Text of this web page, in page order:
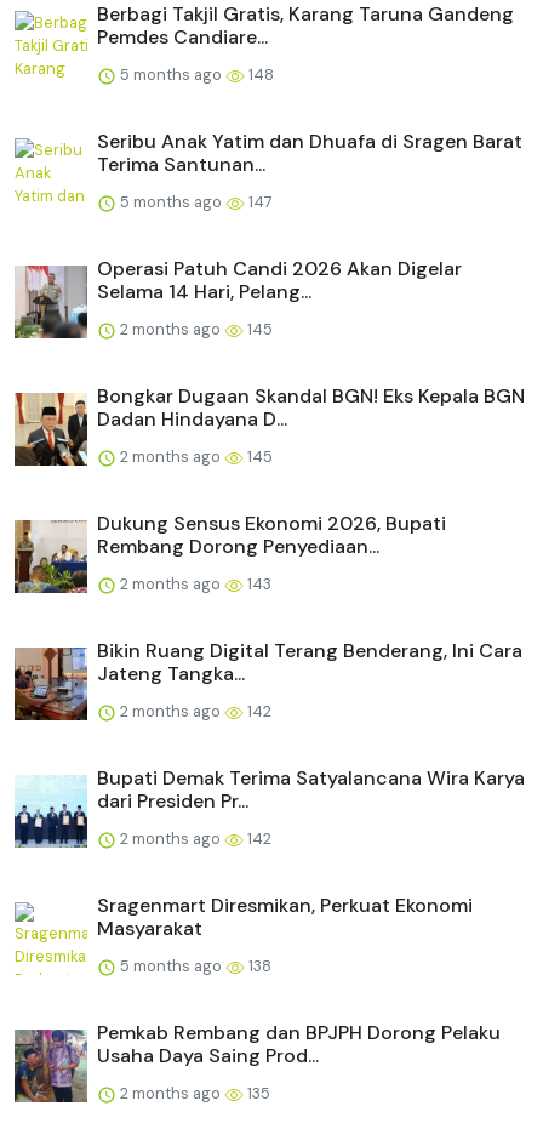
Berbagi Takjil Gratis, Karang Taruna Gandeng
Pemdes Candiare...
5 months ago 148
Seribu Anak Yatim dan Dhuafa di Sragen Barat
Terima Santunan...
5 months ago 147
Operasi Patuh Candi 2026 Akan Digelar
Selama 14 Hari, Pelang...
2 months ago 145
Bongkar Dugaan Skandal BGN! Eks Kepala BGN
Dadan Hindayana D...
2 months ago 145
Dukung Sensus Ekonomi 2026, Bupati
Rembang Dorong Penyediaan...
2 months ago 143
Bikin Ruang Digital Terang Benderang, Ini Cara
Jateng Tangka...
2 months ago 142
Bupati Demak Terima Satyalancana Wira Karya
dari Presiden Pr...
2 months ago 142
Sragenmart Diresmikan, Perkuat Ekonomi
Masyarakat
5 months ago 138
Pemkab Rembang dan BPJPH Dorong Pelaku
Usaha Daya Saing Prod...
2 months ago 135